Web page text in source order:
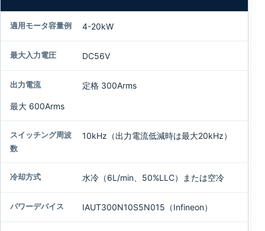
4-20kW
DC56V
定格 300Arms
最大 600Arms
10kHz（出力電流低減時は最大20kHz）
水冷（6L/min、50%LLC）または空冷
IAUT300N10S5N015（Infineon）